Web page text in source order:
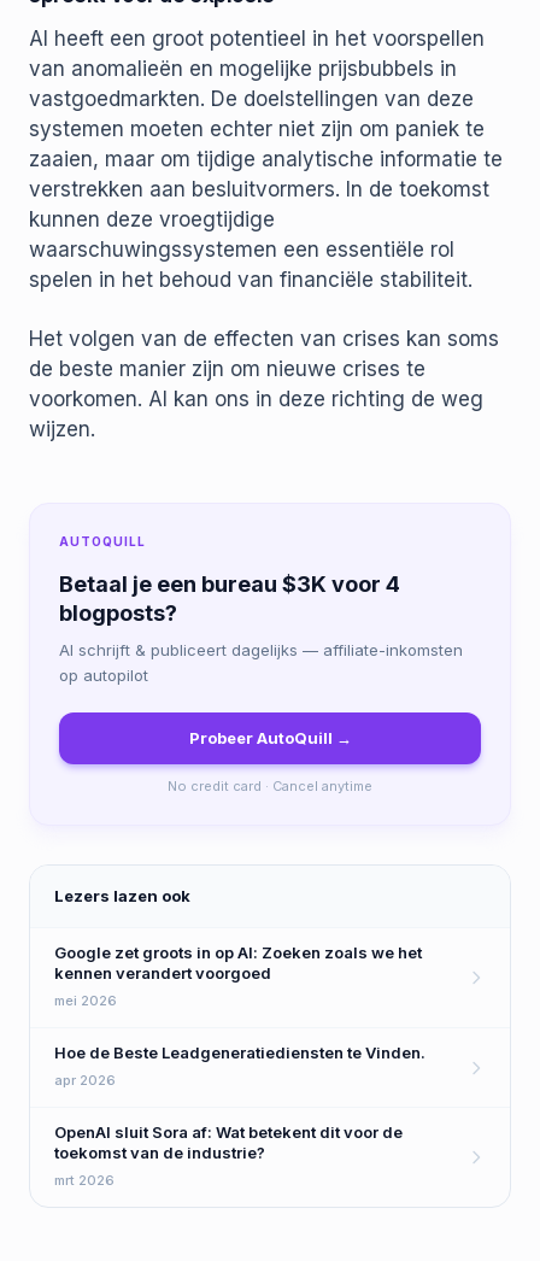
AI heeft een groot potentieel in het voorspellen
van anomalieën en mogelijke prijsbubbels in
vastgoedmarkten. De doelstellingen van deze
systemen moeten echter niet zijn om paniek te
zaaien, maar om tijdige analytische informatie te
verstrekken aan besluitvormers. In de toekomst
kunnen deze vroegtijdige
waarschuwingssystemen een essentiële rol
spelen in het behoud van financiële stabiliteit.
Het volgen van de effecten van crises kan soms
de beste manier zijn om nieuwe crises te
voorkomen. AI kan ons in deze richting de weg
wijzen.
AUTOQUILL
Betaal je een bureau $3K voor 4
blogposts?
AI schrijft & publiceert dagelijks — affiliate-inkomsten
op autopilot
Probeer AutoQuill →
No credit card · Cancel anytime
Lezers lazen ook
Google zet groots in op AI: Zoeken zoals we het
kennen verandert voorgoed
mei 2026
Hoe de Beste Leadgeneratiediensten te Vinden.
apr 2026
OpenAI sluit Sora af: Wat betekent dit voor de
toekomst van de industrie?
mrt 2026